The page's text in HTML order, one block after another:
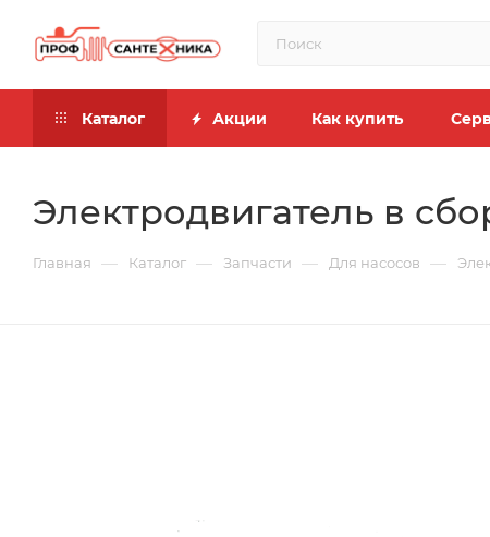
Каталог Акции Как купить
Электродвигатель в
Главная — Каталог — Запчасти — Для насосов —